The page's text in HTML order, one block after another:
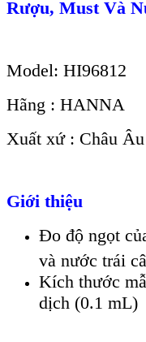
Rượu, Must Và
Model: HI96812
Hãng : HANNA
Xuất xứ : Châu Âu
Giới thiệu
Đo độ ngọt
và nước trái
Kích thước
dịch (0.1 mL)